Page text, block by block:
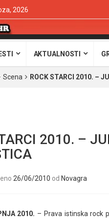
2026
AKTUALNOSTI
Scena ROCK STARCI 2010. –
2010. –
26/06/2010 od Novagra
2010. – Prava istinska rock